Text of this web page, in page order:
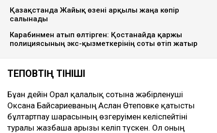
Қазақстанда Жайық өзені арқылы жаңа көпір
салынады
Карабинмен атып өлтірген: Қостанайда қаржы
полициясының экс-қызметкерінің соты өтіп жатыр
ӨТЕПОВТІҢ ӨТІНІШІ
Бұған дейін Орал қалалық сотына жәбірленуші
Оксана Байсариеваның Аслан Өтеповке қатысты
бұлтартпау шарасының өзгеруімен келіспейтіні
туралы жазбаша арызы келіп түскен. Ол оның